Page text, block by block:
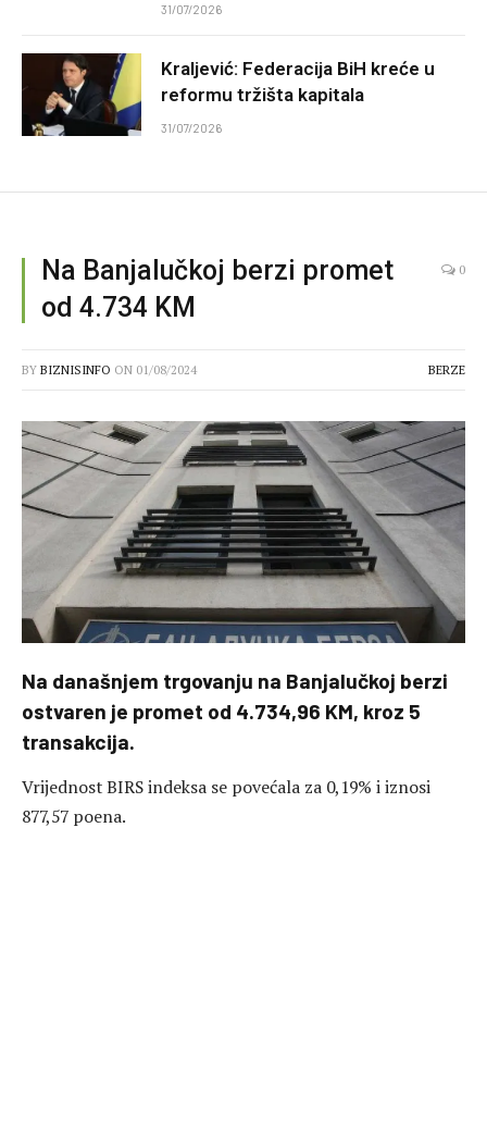
31/07/2026
Kraljević: Federacija BiH kreće u
reformu tržišta kapitala
31/07/2026
Na Banjalučkoj berzi promet
od 4.734 KM
0
BY BIZNISINFO ON 01/08/2024 BERZE
Na današnjem trgovanju na Banjalučkoj berzi
ostvaren je promet od 4.734,96 KM, kroz 5
transakcija.
Vrijednost BIRS indeksa se povećala za 0,19% i iznosi
877,57 poena.